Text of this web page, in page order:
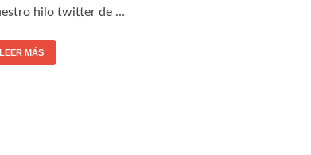
hilo twitter de …
LEER MÁS